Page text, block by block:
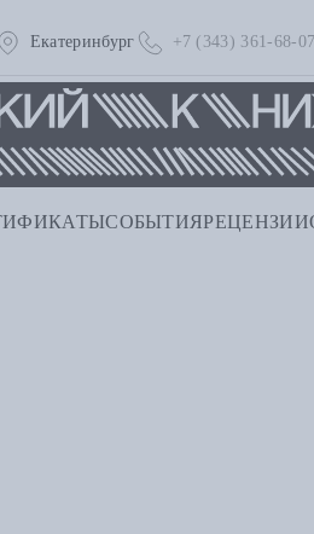
Екатеринбург +7 (343) 361-68-07
СОБЫТИЯРЕЦЕНЗИИ